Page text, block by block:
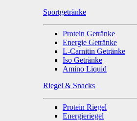
Sportgetränke
Protein Getränke
Energie Getränke
L-Carnitin Getränke
Iso Getränke
Amino Liquid
Riegel & Snacks
Protein Riegel
Energieriegel